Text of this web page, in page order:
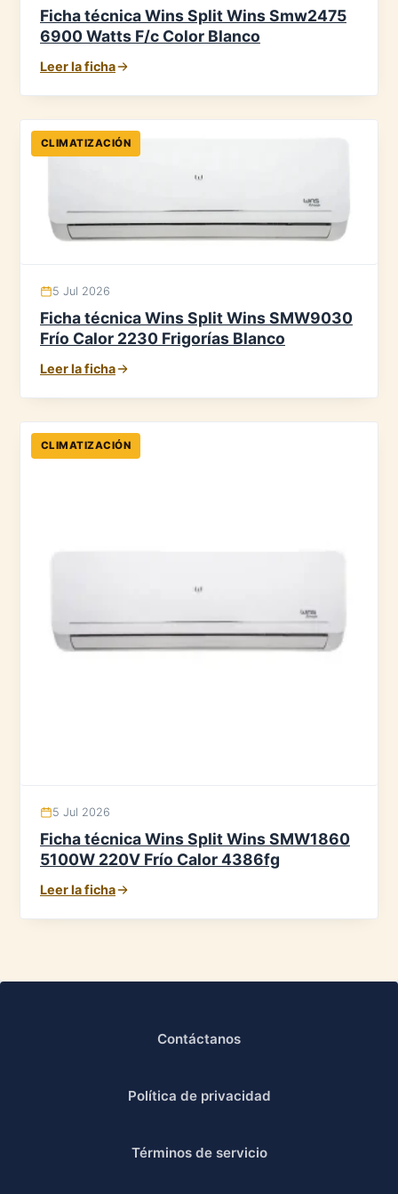
Ficha técnica Wins Split Wins Smw2475
6900 Watts F/c Color Blanco
Leer la ficha
CLIMATIZACIÓN
5 Jul 2026
Ficha técnica Wins Split Wins SMW9030
Frío Calor 2230 Frigorías Blanco
Leer la ficha
CLIMATIZACIÓN
5 Jul 2026
Ficha técnica Wins Split Wins SMW1860
5100W 220V Frío Calor 4386fg
Leer la ficha
Contáctanos
Política de privacidad
Términos de servicio